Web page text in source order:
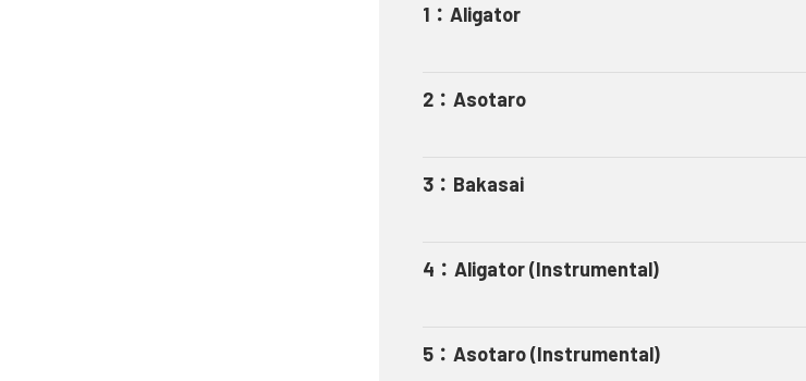
1 ： Aligator
2 ： Asotaro
3 ： Bakasai
4 ： Aligator (Instrumental)
5 ： Asotaro (Instrumental)